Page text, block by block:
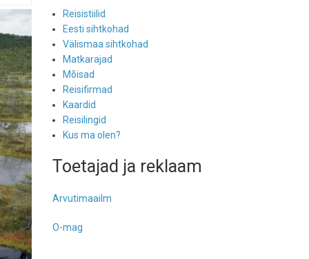
Reisistiilid
Eesti sihtkohad
Välismaa sihtkohad
Matkarajad
Mõisad
Reisifirmad
Kaardid
Reisilingid
Kus ma olen?
Toetajad ja reklaam
Arvutimaailm
O-mag